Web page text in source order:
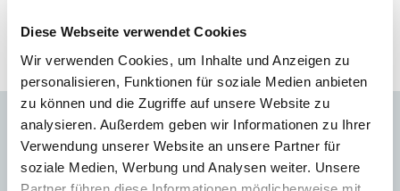
Diese Webseite verwendet Cookies
Wir verwenden Cookies, um Inhalte und Anzeigen zu
personalisieren, Funktionen für soziale Medien anbieten
zu können und die Zugriffe auf unsere Website zu
analysieren. Außerdem geben wir Informationen zu Ihrer
Verwendung unserer Website an unsere Partner für
soziale Medien, Werbung und Analysen weiter. Unsere
1 2 3 4 5
MOHLO BY VÁS ZAJÍMAT